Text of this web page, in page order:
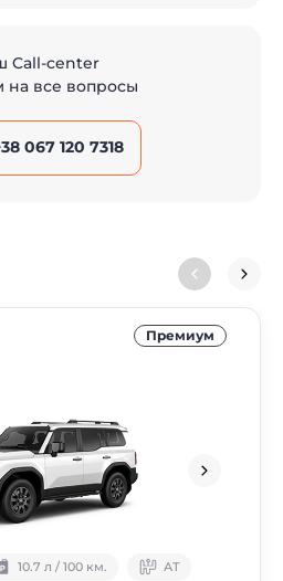
Call-center
на все вопросы
067 120 7318
Премиум
10.7 л / 100 км. АТ